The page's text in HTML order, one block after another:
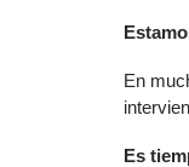
En
Es